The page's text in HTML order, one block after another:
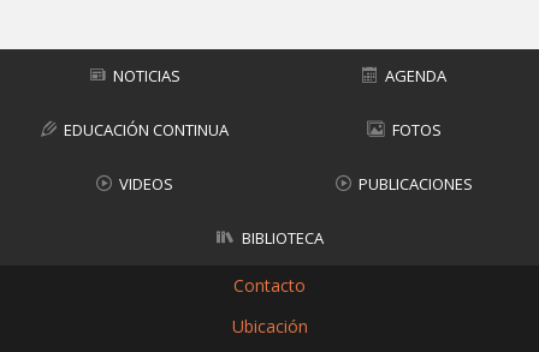
NOTICIAS AGENDA
EDUCACIÓN CONTINUA FOTOS
VIDEOS PUBLICACIONES
BIBLIOTECA
Contacto
Ubicación